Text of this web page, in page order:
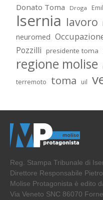
Donato Toma Droga
Isernia lavoro
neuromed
Pozzilli presidente toma
regione molise
terremoto toma uil
Reg. Stampa Tribunale di
Direttore Responsabile
Molise Protagonista è edito
Via Veneto SNC 86070